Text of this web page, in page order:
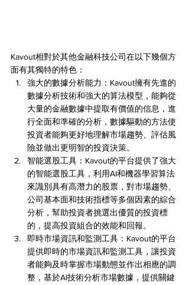
Kavout相對於其他金融科技公司在以下幾個方
面有其獨特的特色：
強大的數據分析能力：Kavout擁有先進的
數據分析技術和強大的算法模型，能夠從
大量的金融數據中提取有價值的信息，進
行全面和準確的分析，數據驅動的方法使
投資者能夠更好地理解市場趨勢、評估風
險並做出更明智的投資決策。
智能選股工具：Kavout的平台提供了強大
的智能選股工具，利用AI和機器學習算法
來識別具有高潛力的股票，對市場趨勢、
公司基本面和技術指標等多個因素的綜合
分析，幫助投資者挑選出優質的投資標
的，提高投資組合的效能和回報。
即時市場資訊和監測工具：Kavout的平台
提供即時的市場資訊和監測工具，讓投資
者能夠及時掌握市場動態並作出相應的調
整，基於AI技術分析市場數據，提供關鍵